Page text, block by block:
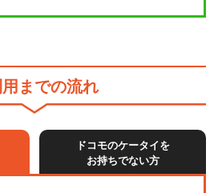
までの流れ
ドコモのケータイを
お持ちでない方